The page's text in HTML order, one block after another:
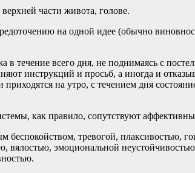
части живота, голове.
на одной идее (обычно
течение всего дня, не поднимаясь с
инструкций и просьб, а иногда и
на утро, с течением дня
как правило, сопутствуют
тревогой, плаксивостью,
вялостью, эмоциональной